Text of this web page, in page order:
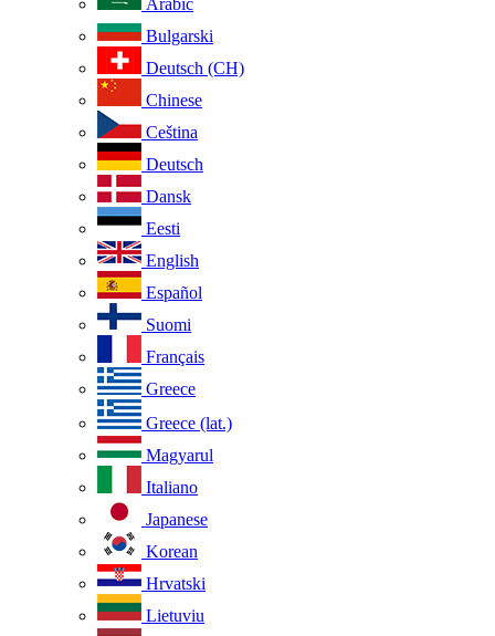
Bulgarski
Deutsch (CH)
Chinese
Ceština
Deutsch
Dansk
Eesti
English
Español
Suomi
Français
Greece
Greece (lat.)
Magyarul
Italiano
Japanese
Korean
Hrvatski
Lietuviu